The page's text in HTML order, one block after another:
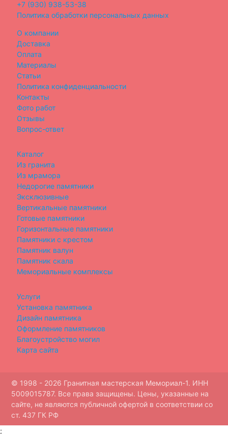
+7 (930) 938-53-38
Политика обработки персональных данных
О компании
Доставка
Оплата
Материалы
Статьи
Политика конфиденциальности
Контакты
Фото работ
Отзывы
Вопрос-ответ
Каталог
Из гранита
Из мрамора
Недорогие памятники
Эксклюзивные
Вертикальные памятники
Готовые памятники
Горизонтальные памятники
Памятники с крестом
Памятник валун
Памятник скала
Мемориальные комплексы
Услуги
Установка памятника
Дизайн памятника
Оформление памятников
Благоустройство могил
Карта сайта
© 1998 - 2026 Гранитная мастерская Мемориал-1. ИНН
5009015787. Все права защищены. Цены, указанные на
сайте, не являются публичной офертой в соответствии со
ст. 437 ГК РФ
;